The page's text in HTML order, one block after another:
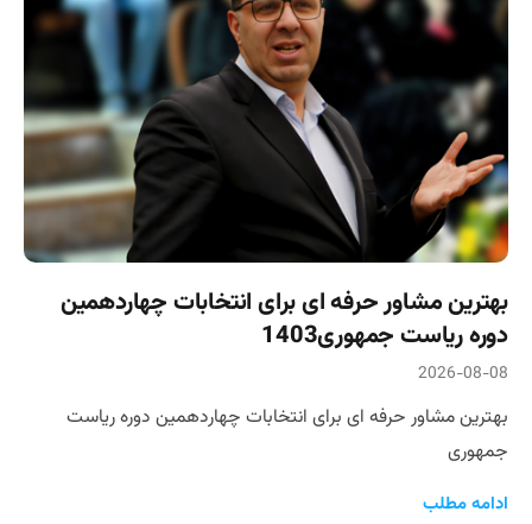
بهترین مشاور حرفه ای برای انتخابات چهاردهمین
دوره ریاست جمهوری1403
2026-08-08
بهترین مشاور حرفه ای برای انتخابات چهاردهمین دوره ریاست
جمهوری
ادامه مطلب